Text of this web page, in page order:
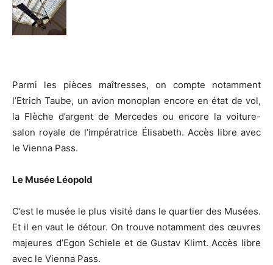
Parmi les pièces maîtresses, on compte notamment
l’Etrich Taube, un avion monoplan encore en état de vol,
la Flèche d’argent de Mercedes ou encore la voiture-
salon royale de l’impératrice Élisabeth. Accès libre avec
le Vienna Pass.
Le Musée Léopold
C’est le musée le plus visité dans le quartier des Musées.
Et il en vaut le détour. On trouve notamment des œuvres
majeures d’Egon Schiele et de Gustav Klimt. Accès libre
avec le Vienna Pass.